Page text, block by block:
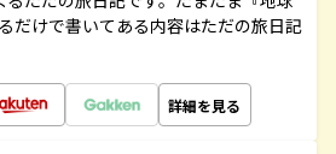
だけで書いてある内容はただの旅日記
詳細を見る